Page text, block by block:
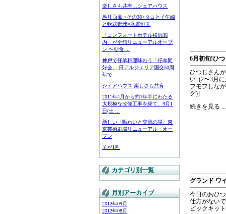
楽しさも共有…シェアハウス
馬耳西風:<その38>タコと子午線
と軟式野球=氷置恒夫
「コンフォートホテル横浜関
内」が全館リニューアルオープ
ン 〜朝食 ...
神戸で仔羊料理味わう「仔羊同
好会」-日アルジェリア国交50周
年で
シェアハウス 楽しさも共有
2011年4月から約1年半にわたる
大規模な改修工事を経て、9月1
日(土 ...
新しい〈賑わいと交流の場〉東
京芸術劇場リニューアル・オー
プン
羊が1匹
カテゴリ別一覧
月別アーカイブ
2012年09月
2012年08月
6月初旬!ひ
ひつじさん
い. (2〜3月
フモフしな
グ)]
続きを見る ...
グランド ワ
今日のおひ
仕方がない
ピックキッ